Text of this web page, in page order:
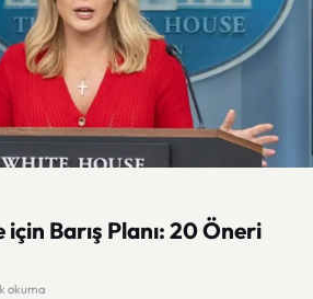
Barış Planı: 20 Öneri
okuma